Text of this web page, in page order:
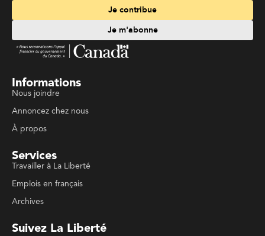
Je contribue
Je m'abonne
Informations
Nous joindre
Annoncez chez nous
À propos
Services
Travailler à La Liberté
Emplois en français
Archives
Suivez La Liberté